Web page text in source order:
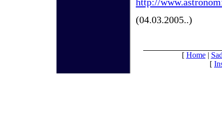
(04.03.2005..)
[ Home|
[